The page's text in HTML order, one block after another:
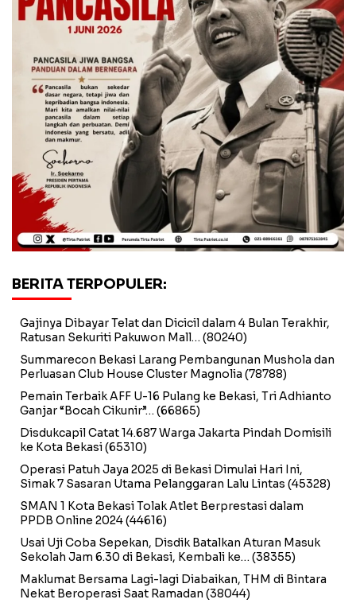
BERITA TERPOPULER:
Gajinya Dibayar Telat dan Dicicil dalam 4 Bulan Terakhir,
Ratusan Sekuriti Pakuwon Mall… (80240)
Summarecon Bekasi Larang Pembangunan Mushola dan
Perluasan Club House Cluster Magnolia (78788)
Pemain Terbaik AFF U-16 Pulang ke Bekasi, Tri Adhianto
Ganjar “Bocah Cikunir”… (66865)
Disdukcapil Catat 14.687 Warga Jakarta Pindah Domisili
ke Kota Bekasi(65310)
Operasi Patuh Jaya 2025 di Bekasi Dimulai Hari Ini,
Simak 7 Sasaran Utama Pelanggaran Lalu Lintas (45328)
SMAN 1 Kota Bekasi Tolak Atlet Berprestasi dalam
PPDB Online 2024(44616)
Usai Uji Coba Sepekan, Disdik Batalkan Aturan Masuk
Sekolah Jam 6.30 di Bekasi, Kembali ke… (38355)
Maklumat Bersama Lagi-lagi Diabaikan, THM di Bintara
Nekat Beroperasi Saat Ramadan (38044)